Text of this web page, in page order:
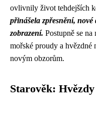
ovlivnily život tehdejších
přinášela zpřesnění,
zobrazení. Postupně se
mořské proudy a hvězdné
novým obzorům.
Starověk: